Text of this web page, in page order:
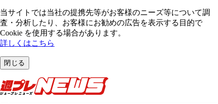
当サイトでは当社の提携先等がお客様のニーズ等について調
査・分析したり、お客様にお勧めの広告を表⽰する⽬的で
Cookie を使⽤する場合があります。
詳しくはこちら
閉じる